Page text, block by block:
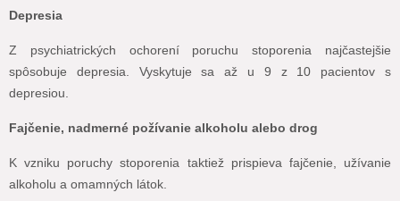
Depresia
Z psychiatrických ochorení poruchu stoporenia najčastejšie
spôsobuje depresia. Vyskytuje sa až u 9 z 10 pacientov s
depresiou.
Fajčenie, nadmerné požívanie alkoholu alebo drog
K vzniku poruchy stoporenia taktiež prispieva fajčenie, užívanie
alkoholu a omamných látok.